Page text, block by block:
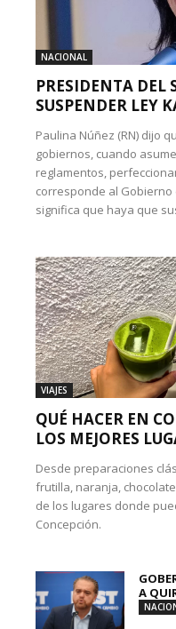
NACIONAL
PRESIDENTA DEL
SUSPENDER LEY
Paulina Núñez (RN) dijo
gobiernos, cuando
reglamentos,
corresponde al Gobierno
significa que haya que
VIAJES
QUÉ HACER EN
LOS MEJORES
Desde preparaciones
frutilla, naranja,
de los lugares donde
Concepción.
A